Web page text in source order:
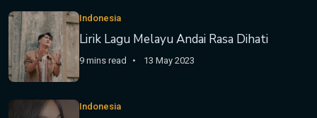
Indonesia
Lirik Lagu Melayu Andai Rasa Dihati
9 mins read 13 May 2023
Indonesia